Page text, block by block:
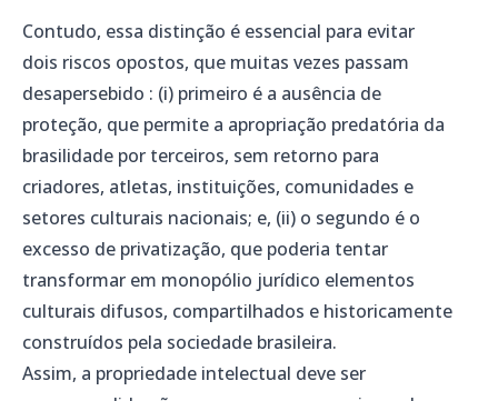
Contudo, essa distinção é essencial para evitar
dois riscos opostos, que muitas vezes passam
desapersebido : (i) primeiro é a ausência de
proteção, que permite a apropriação predatória da
brasilidade por terceiros, sem retorno para
criadores, atletas, instituições, comunidades e
setores culturais nacionais; e, (ii) o segundo é o
excesso de privatização, que poderia tentar
transformar em monopólio jurídico elementos
culturais difusos, compartilhados e historicamente
construídos pela sociedade brasileira.
Assim, a propriedade intelectual deve ser